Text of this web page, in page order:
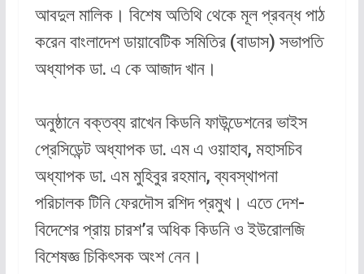
আবদুল মালিক। বিশেষ অতিথি থেকে মূল প্রবন্ধ পাঠ
করেন বাংলাদেশ ডায়াবেটিক সমিতির (বাডাস) সভাপতি
অধ্যাপক ডা. এ কে আজাদ খান।
অনুষ্ঠানে বক্তব্য রাখেন কিডনি ফাউন্ডেশনের ভাইস
প্রেসিডেন্ট অধ্যাপক ডা. এম এ ওয়াহাব, মহাসচিব
অধ্যাপক ডা. এম মুহিবুর রহমান, ব্যবস্থাপনা
পরিচালক টিনি ফেরদৌস রশিদ প্রমুখ। এতে দেশ-
বিদেশের প্রায় চারশ’র অধিক কিডনি ও ইউরোলজি
বিশেষজ্ঞ চিকিৎসক অংশ নেন।